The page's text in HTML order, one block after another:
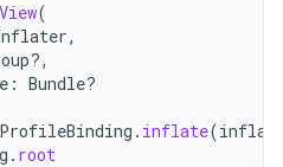
(
,
: Bundle?
. inflate(
. root